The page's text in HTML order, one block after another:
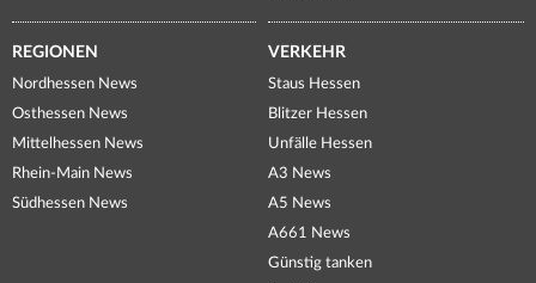
REGIONEN
Nordhessen News
Osthessen News
Mittelhessen News
Rhein-Main News
Südhessen News
VERKEHR
Staus Hessen
Blitzer Hessen
Unfälle Hessen
A3 News
A5 News
A661 News
Günstig tanken